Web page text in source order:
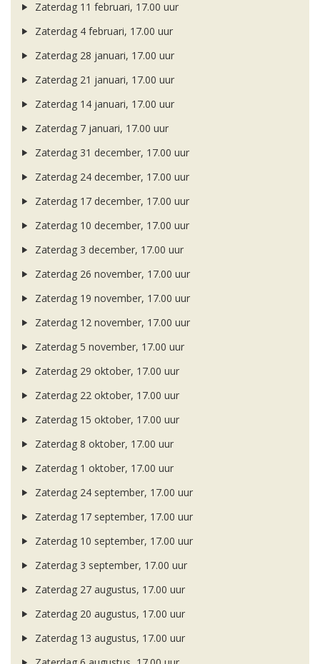
Zaterdag 11 februari, 17.00 uur
Zaterdag 4 februari, 17.00 uur
Zaterdag 28 januari, 17.00 uur
Zaterdag 21 januari, 17.00 uur
Zaterdag 14 januari, 17.00 uur
Zaterdag 7 januari, 17.00 uur
Zaterdag 31 december, 17.00 uur
Zaterdag 24 december, 17.00 uur
Zaterdag 17 december, 17.00 uur
Zaterdag 10 december, 17.00 uur
Zaterdag 3 december, 17.00 uur
Zaterdag 26 november, 17.00 uur
Zaterdag 19 november, 17.00 uur
Zaterdag 12 november, 17.00 uur
Zaterdag 5 november, 17.00 uur
Zaterdag 29 oktober, 17.00 uur
Zaterdag 22 oktober, 17.00 uur
Zaterdag 15 oktober, 17.00 uur
Zaterdag 8 oktober, 17.00 uur
Zaterdag 1 oktober, 17.00 uur
Zaterdag 24 september, 17.00 uur
Zaterdag 17 september, 17.00 uur
Zaterdag 10 september, 17.00 uur
Zaterdag 3 september, 17.00 uur
Zaterdag 27 augustus, 17.00 uur
Zaterdag 20 augustus, 17.00 uur
Zaterdag 13 augustus, 17.00 uur